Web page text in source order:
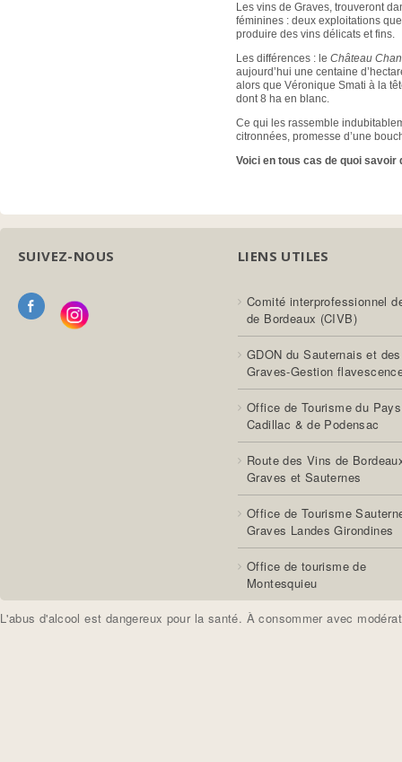
Les vins de Graves, trouveront
féminines : deux exploitations
produire des vins délicats et fins.
Les différences : leChâteau
aujourd’hui une centaine
alors que Véronique Smati à la
dont 8 ha en blanc.
Ce qui les rassemble
citronnées, promesse d’une
Voici en tous cas de quoi
SUIVEZ-NOUS LIENS UTILES
Comité interprofessionnel
de Bordeaux (CIVB)
GDON du Sauternais et des
Graves-Gestion
Office de Tourisme du
Cadillac & de Podensac
Route des Vins de
Graves et Sauternes
Office de Tourisme
Graves Landes Girondines
Office de tourisme de
Montesquieu
L'abus d'alcool est dangereux pour la santé. À consommer avec